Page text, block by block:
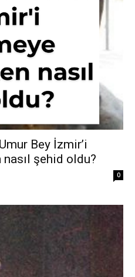
Bey İzmir’i
nasıl şehid oldu?
0